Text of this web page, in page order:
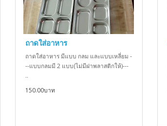
ถาดใส่อาหาร
ถาดใส่อาหาร มีแบบ กลม และแบบเหลี่ยม -
--แบบกลมมี 2 แบบ(ไม่มีฝาพลาสติกให้)---
..
150.00บาท